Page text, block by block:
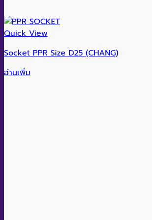
Quick View
Socket PPR Size D25 (CHANG)
อ่านเพิ่ม